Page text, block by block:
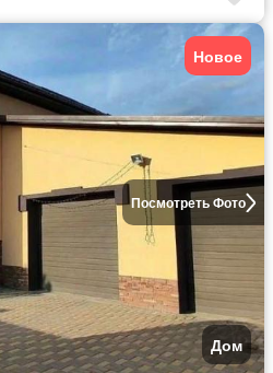
Посмотреть Фото
Новое
Дом